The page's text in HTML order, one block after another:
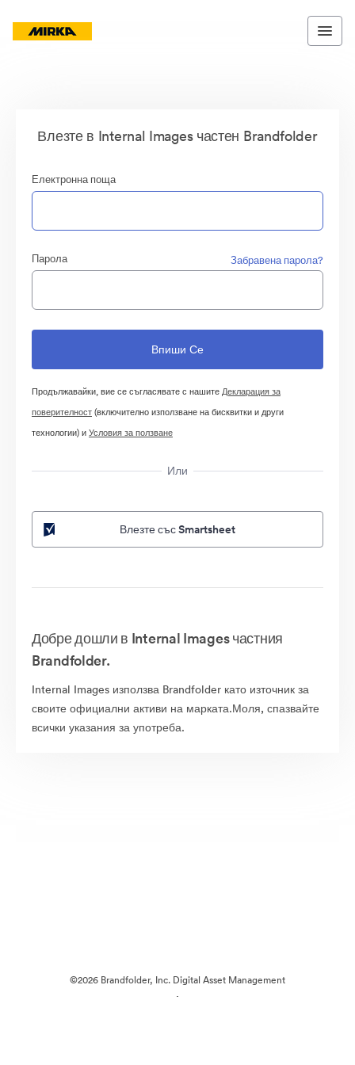
Влезте в Internal Images частен Brandfolder
Електронна поща
Парола Забравена парола?
Продължавайки, вие се съгласявате с нашитеДекларация за
поверителност(включително използване на бисквитки и други
технологии) иУсловия за ползване
Или
Влезте със Smartsheet
Добре дошли в Internal Images частния
Brandfolder.
Internal Images използва Brandfolder като източник за
своите официални активи на марката.Моля, спазвайте
всички указания за употреба.
©2026 Brandfolder, Inc. Digital Asset Management
·